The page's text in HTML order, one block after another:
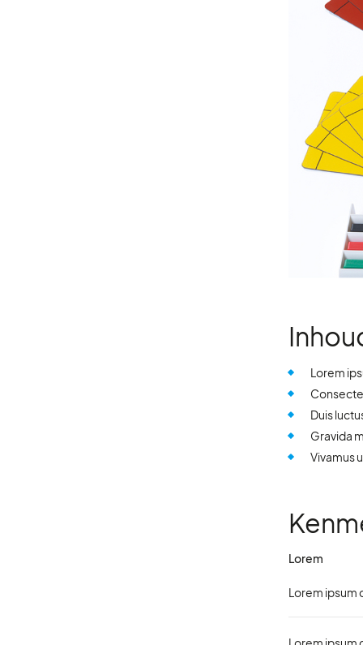
Lorem
Duis
Gravida
Vivamus
Lorem
Lorem ipsum